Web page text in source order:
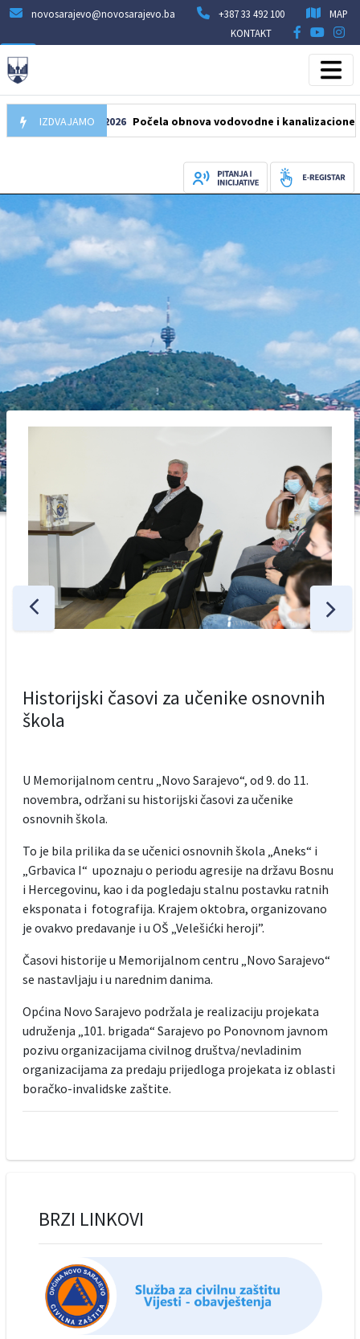
novosarajevo@novosarajevo.ba +387 33 492 100
MAP
KONTAKT
IZDVAJAMO
05.08.2026 Počela obnova vodovodne i kanalizacione mreže
Historijski časovi za učenike osnovnih
škola
U Memorijalnom centru „Novo Sarajevo“, od 9. do 11.
novembra, održani su historijski časovi za učenike
osnovnih škola.
To je bila prilika da se učenici osnovnih škola „Aneks“ i
„Grbavica I“ upoznaju o periodu agresije na državu Bosnu
i Hercegovinu, kao i da pogledaju stalnu postavku ratnih
eksponata i fotografija. Krajem oktobra, organizovano
je ovakvo predavanje i u OŠ „Velešićki heroji”.
Časovi historije u Memorijalnom centru „Novo Sarajevo“
se nastavljaju i u narednim danima.
Općina Novo Sarajevo podržala je realizaciju projekata
udruženja „101. brigada“ Sarajevo po Ponovnom javnom
pozivu organizacijama civilnog društva/nevladinim
organizacijama za predaju prijedloga projekata iz oblasti
boračko-invalidske zaštite.
BRZI LINKOVI